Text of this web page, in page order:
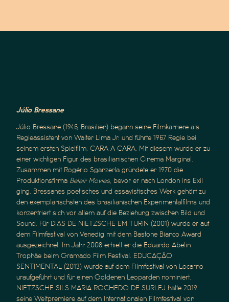
Júlio Bressane
Júlio Bressane (1946, Brasilien) begann seine Filmkarriere als
Regieassistent von Walter Lima Jr. und führte 1967 Regie bei
seinem ersten Spielfilm: CARA A CARA. Mit diesem wurde er zu
einer wichtigen Figur des brasilianischen Cinema Marginal.
Zusammen mit Rogério Sganzerla gründete er 1970 die
Produktionsfirma Belair Movies , bevor er nach London ins Exil
ging. Bressanes poetisches und essayistisches Werk gehört zu
den exemplarischsten des brasilianischen Experimentalfilms und
konzentriert sich vor allem auf die Beziehung zwischen Bild und
Sound. Für DIAS DE NIETZSCHE EM TURIN (2001) wurde er auf
dem Filmfestival von Venedig mit dem Bastone Bianco Award
ausgezeichnet. Im Jahr 2008 erhielt er die Eduardo Abelin
Trophäe beim Gramado Film Festival. EDUCAÇÃO
SENTIMENTAL (2013) wurde auf dem Filmfestival von Locarno
uraufgeführt und für einen Goldenen Leoparden nominiert.
NIETZSCHE SILS MARIA ROCHEDO DE SURLEJ hatte 2019
seine Weltpremiere auf dem Internationalen Filmfestival von